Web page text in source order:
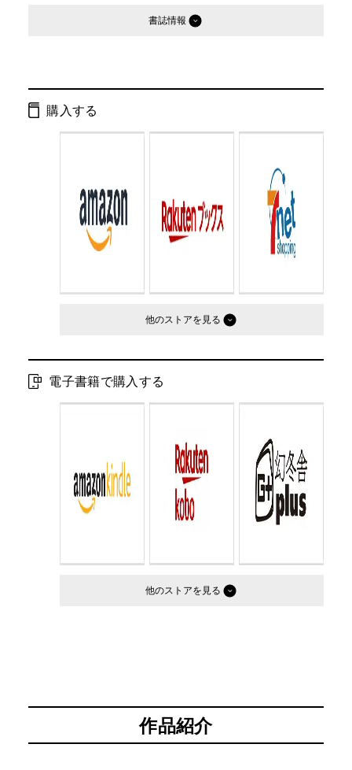
書誌情報
ページ数：
判型： 文庫判
購入する
他のストア
電子書籍で購入する
他のストア
作品紹介